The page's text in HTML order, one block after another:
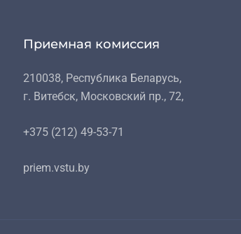
Приемная комиссия
210038, Республика Беларусь,
г. Витебск, Московский пр., 72,
+375 (212) 49-53-71
priem.vstu.by